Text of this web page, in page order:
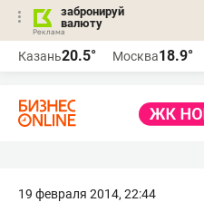
забронируй
валюту
Казань20.5° Москва18.9°
19 февраля 2014, 22:44